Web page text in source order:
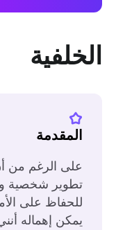
الخلفية
المقدمة
على الرغم من
تطوير شخصية
للحفاظ على